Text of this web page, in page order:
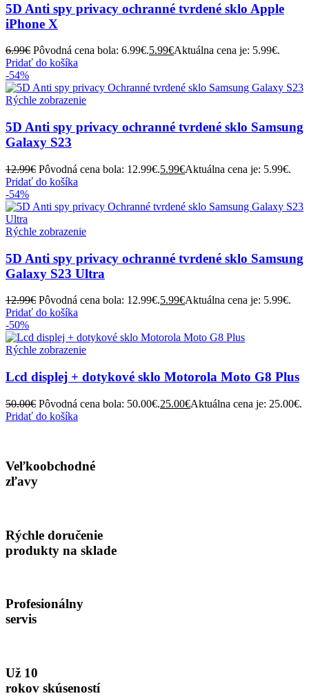
5D Anti spy privacy ochranné tvrdené sklo Apple
iPhone X
6.99€ Pôvodná cena bola: 6.99€.5.99€Aktuálna cena je: 5.99€.
Pridať do košíka
-54%
Rýchle zobrazenie
5D Anti spy privacy ochranné tvrdené sklo Samsung
Galaxy S23
12.99€ Pôvodná cena bola: 12.99€.5.99€Aktuálna cena je: 5.99€.
Pridať do košíka
-54%
Rýchle zobrazenie
5D Anti spy privacy ochranné tvrdené sklo Samsung
Galaxy S23 Ultra
12.99€ Pôvodná cena bola: 12.99€.5.99€Aktuálna cena je: 5.99€.
Pridať do košíka
-50%
Rýchle zobrazenie
Lcd displej + dotykové sklo Motorola Moto G8 Plus
50.00€ Pôvodná cena bola: 50.00€.25.00€Aktuálna cena je: 25.00€.
Pridať do košíka
Veľkoobchodné
zľavy
Rýchle doručenie
produkty na sklade
Profesionálny
servis
Už 10
rokov skúseností